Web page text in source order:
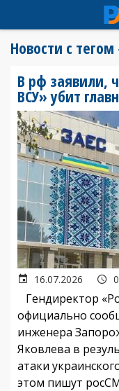
основному
содержанию
Новости с
В рф заявили,
ВСУ» убит
16.07.2026
Гендиректор
официально
инженера
Яковлева в
атаки
этом пишут